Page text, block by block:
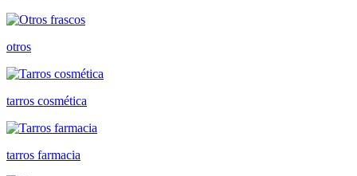
otros
tarros cosmética
tarros farmacia